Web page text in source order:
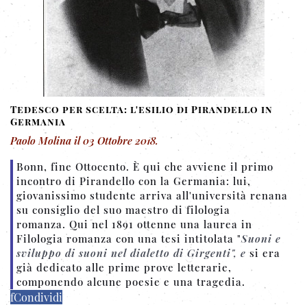
Tedesco per scelta: l'esilio di Pirandello in
Germania
Paolo Molina il03 Ottobre 2018.
Bonn, fine Ottocento. È qui che avviene il primo
incontro di Pirandello con la Germania: lui,
giovanissimo studente arriva all'università renana
su consiglio del suo maestro di filologia
romanza. Qui nel 1891 ottenne una laurea in
Filologia romanza con una tesi intitolata "Suoni e
sviluppo di suoni nel dialetto di Girgenti", e si era
già dedicato alle prime prove letterarie,
componendo alcune poesie e una tragedia.
fCondividi